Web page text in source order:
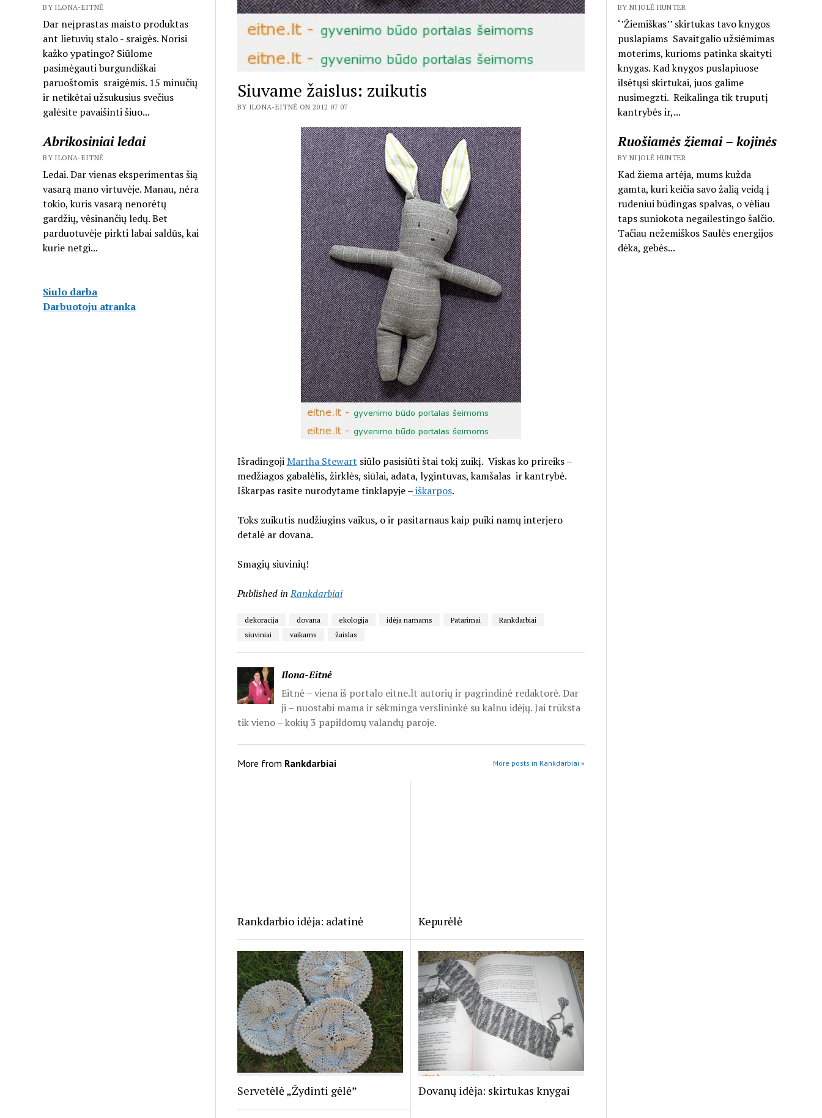
BY ILONA-EITNĖ
Dar neįprastas maisto produktas
ant lietuvių stalo - sraigės. Norisi
kažko ypatingo? Siūlome
pasimėgauti burgundiškai
paruoštomis sraigėmis. 15 minučių
ir netikėtai užsukusius svečius
galėsite pavaišinti šiuo...
Abrikosiniai ledai
BY ILONA-EITNĖ
Ledai. Dar vienas eksperimentas šią
vasarą mano virtuvėje. Manau, nėra
tokio, kuris vasarą nenorėtų
gardžių, vėsinančių ledų. Bet
parduotuvėje pirkti labai saldūs, kai
kurie netgi...
Siulo darba
Darbuotoju atranka
Siuvame žaislus: zuikutis
BY ILONA-EITNĖ ON 2012 07 07
IšradingojiMartha Stewart siūlo pasisiūti štai tokį zuikį. Viskas ko prireiks –
medžiagos gabalėlis, žirklės, siūlai, adata, lygintuvas, kamšalas ir kantrybė.
Iškarpas rasite nurodytame tinklapyje –iškarpos.
Toks zuikutis nudžiugins vaikus, o ir pasitarnaus kaip puiki namų interjero
detalė ar dovana.
Smagių siuvinių!
Published in Rankdarbiai
dekoracija dovana ekologija idėja namams Patarimai
Rankdarbiai
siuviniai
vaikams žaislas
Ilona-Eitnė
Eitnė – viena iš portalo eitne.lt autorių ir pagrindinė redaktorė. Dar
ji – nuostabi mama ir sėkminga verslininkė su kalnu idėjų. Jai trūksta
tik vieno – kokių 3 papildomų valandų paroje.
More from Rankdarbiai More posts in Rankdarbiai »
Rankdarbio idėja: adatinė Kepurėlė
Servetėlė „Žydinti gėlė” Dovanų idėja: skirtukas knygai
BY NIJOLĖ HUNTER
‘’Žiemiškas’’ skirtukas tavo knygos
puslapiams Savaitgalio užsiėmimas
moterims, kurioms patinka skaityti
knygas. Kad knygos puslapiuose
ilsėtųsi skirtukai, juos galime
nusimegzti. Reikalinga tik truputį
kantrybės ir,...
Ruošiamės žiemai – kojinės
BY NIJOLĖ HUNTER
Kad žiema artėja, mums kužda
gamta, kuri keičia savo žalią veidą į
rudeniui būdingas spalvas, o vėliau
taps suniokota negailestingo šalčio.
Tačiau nežemiškos Saulės energijos
dėka, gebės...